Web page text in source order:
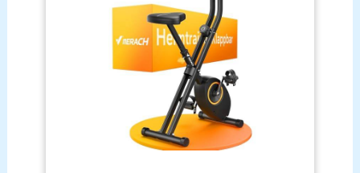
confort d’utilisation